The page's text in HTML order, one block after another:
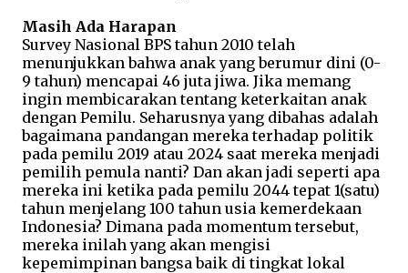
Masih Ada Harapan
Survey Nasional BPS tahun 2010 telah
menunjukkan bahwa anak yang berumur dini (0-
9 tahun) mencapai 46 juta jiwa. Jika memang
ingin membicarakan tentang keterkaitan anak
dengan Pemilu. Seharusnya yang dibahas adalah
bagaimana pandangan mereka terhadap politik
pada pemilu 2019 atau 2024 saat mereka menjadi
pemilih pemula nanti? Dan akan jadi seperti apa
mereka ini ketika pada pemilu 2044 tepat 1(satu)
tahun menjelang 100 tahun usia kemerdekaan
Indonesia? Dimana pada momentum tersebut,
mereka inilah yang akan mengisi
kepemimpinan bangsa baik di tingkat lokal